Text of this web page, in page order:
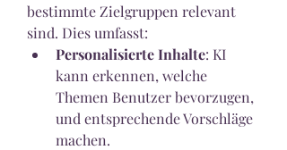
bestimmte Zielgruppen relevant
sind. Dies umfasst:
Personalisierte Inhalte: KI
kann erkennen, welche
Themen Benutzer bevorzugen,
und entsprechende Vorschläge
machen.